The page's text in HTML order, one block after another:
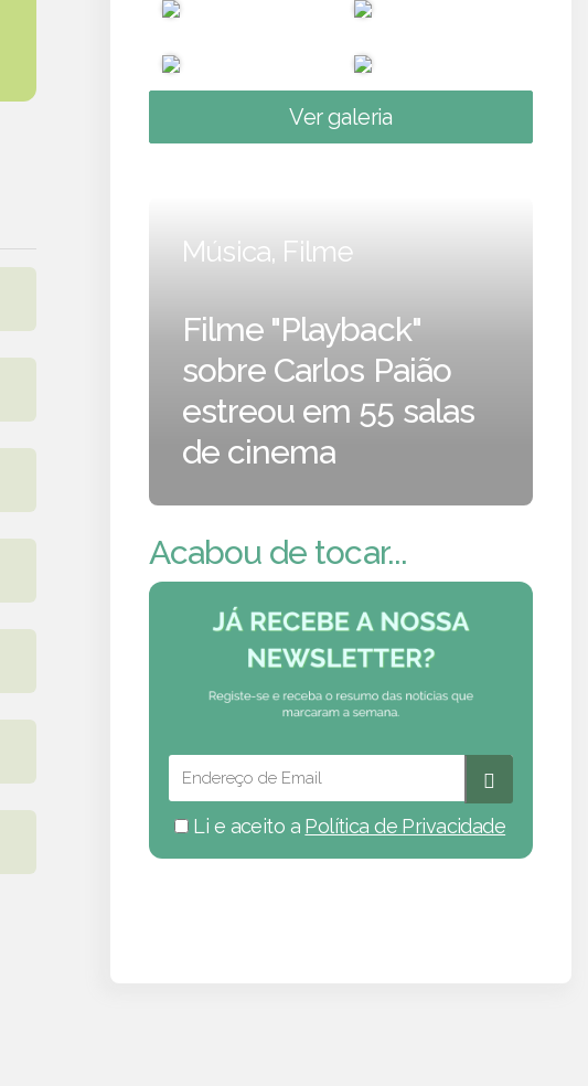
Ver galeria
Música, Filme
Filme "Playback"
sobre Carlos Paião
estreou em 55 salas
de cinema
Acabou de tocar...
Li e aceito a Política de Privacidade